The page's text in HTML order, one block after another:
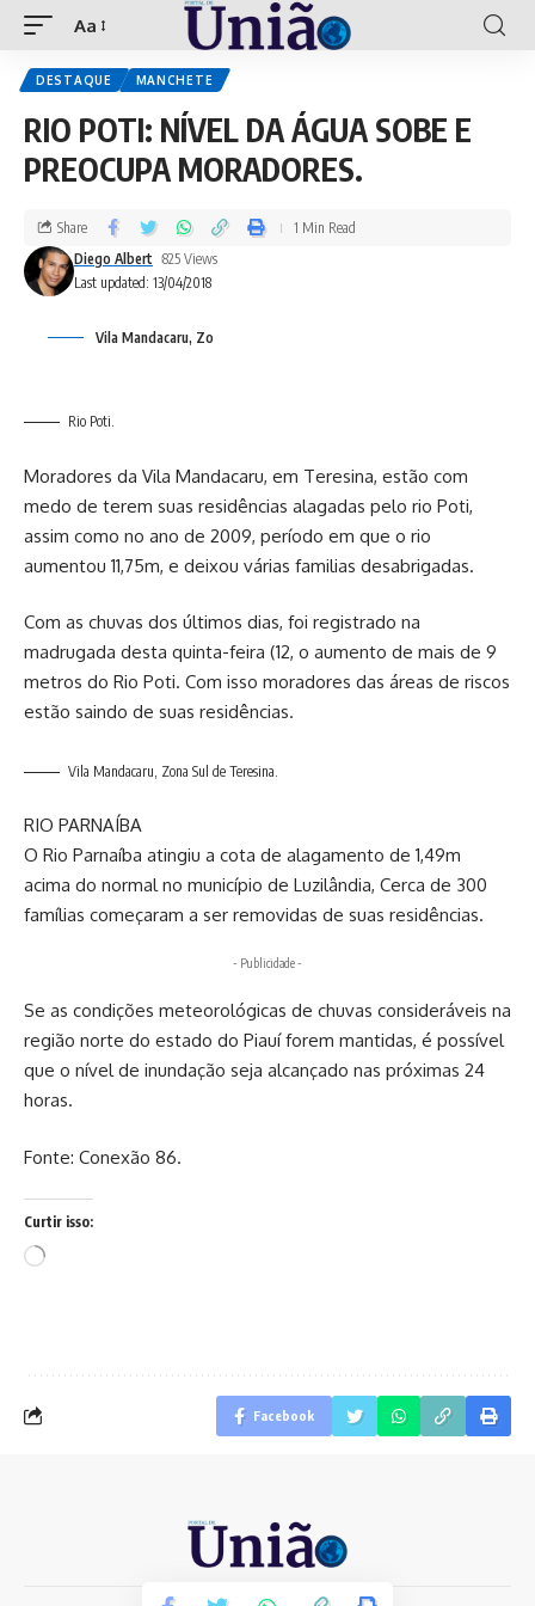
Aa
DESTAQUE MANCHETE
RIO POTI: NÍVEL DA ÁGUA SOBE E
PREOCUPA MORADORES.
Last updated: 13/04/2018
Diego Albert 825 Views
Share 1 Min Read
Vila Mandacaru, Zo
Rio Poti.
Moradores da Vila Mandacaru, em Teresina, estão com
medo de terem suas residências alagadas pelo rio Poti,
assim como no ano de 2009, período em que o rio
aumentou 11,75m, e deixou várias familias desabrigadas.
Com as chuvas dos últimos dias, foi registrado na
madrugada desta quinta-feira (12, o aumento de mais de 9
metros do Rio Poti. Com isso moradores das áreas de riscos
estão saindo de suas residências.
Vila Mandacaru, Zona Sul de Teresina.
RIO PARNAÍBA
O Rio Parnaíba atingiu a cota de alagamento de 1,49m
acima do normal no município de Luzilândia, Cerca de 300
famílias começaram a ser removidas de suas residências.
- Publicidade -
Se as condições meteorológicas de chuvas consideráveis na
região norte do estado do Piauí forem mantidas, é possível
que o nível de inundação seja alcançado nas próximas 24
horas.
Fonte: Conexão 86.
Curtir isso:
Carregando...
Facebook